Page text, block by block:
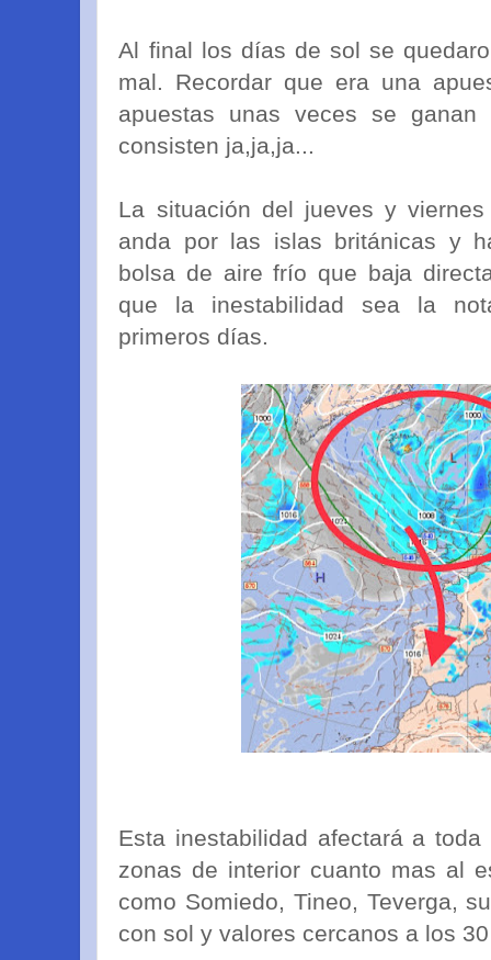
Al final los días de sol se
mal. Recordar que era una
apuestas unas veces se
consisten ja,ja,ja...
La situación del jueves y
anda por las islas británicas y
bolsa de aire frío que baja
que la inestabilidad sea la
primeros días.
Esta inestabilidad afectará a
zonas de interior cuanto mas al
como Somiedo, Tineo, Teverga,
con sol y valores cercanos a los